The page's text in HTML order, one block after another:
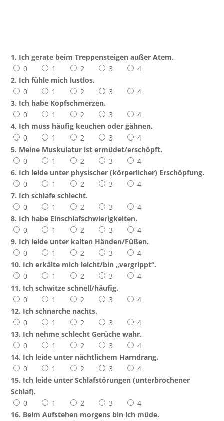
1. Ich gerate beim Treppensteigen außer Atem.
0
1 2 3
4
2. Ich fühle mich lustlos.
0
1 2 3
4
3. Ich habe Kopfschmerzen.
0
1 2 3
4
4. Ich muss häufig keuchen oder gähnen.
0
1 2 3
4
5. Meine Muskulatur ist ermüdet/erschöpft.
0
1 2 3
4
6. Ich leide unter physischer (körperlicher) Erschöpfung.
0
1 2 3
4
7. Ich schlafe schlecht.
0
1 2 3
4
8. Ich habe Einschlafschwierigkeiten.
0
1 2 3
4
9. Ich leide unter kalten Händen/Füßen.
0
1 2 3
4
10. Ich erkälte mich leicht/bin „vergrippt“.
0
1 2 3
4
11. Ich schwitze schnell/häufig.
0
1 2 3
4
12. Ich schnarche nachts.
0
1 2 3
4
13. Ich nehme schlecht Gerüche wahr.
0
1 2 3
4
14. Ich leide unter nächtlichem Harndrang.
0
1 2 3
4
15. Ich leide unter Schlafstörungen (unterbrochener
Schlaf).
0
1 2 3
4
16. Beim Aufstehen morgens bin ich müde.